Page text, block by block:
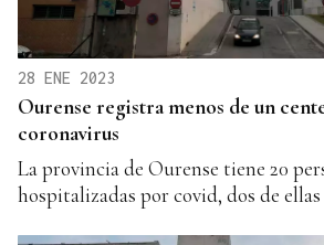
28 ENE 2023
Ourense registra menos de un
coronavirus
La provincia de Ourense tiene 20
hospitalizadas por covid, dos de